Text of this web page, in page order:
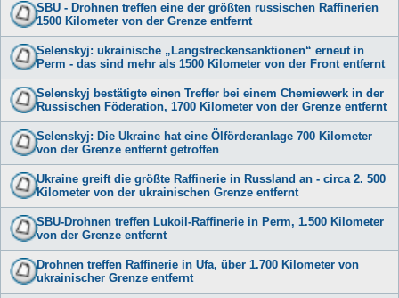
SBU - Drohnen treffen eine der größten russischen Raffinerien
1500 Kilometer von der Grenze entfernt
Selenskyj: ukrainische „Langstreckensanktionen“ erneut in
Perm - das sind mehr als 1500 Kilometer von der Front entfernt
Selenskyj bestätigte einen Treffer bei einem Chemiewerk in der
Russischen Föderation, 1700 Kilometer von der Grenze entfernt
Selenskyj: Die Ukraine hat eine Ölförderanlage 700 Kilometer
von der Grenze entfernt getroffen
Ukraine greift die größte Raffinerie in Russland an - circa 2. 500
Kilometer von der ukrainischen Grenze entfernt
SBU-Drohnen treffen Lukoil-Raffinerie in Perm, 1.500 Kilometer
von der Grenze entfernt
Drohnen treffen Raffinerie in Ufa, über 1.700 Kilometer von
ukrainischer Grenze entfernt